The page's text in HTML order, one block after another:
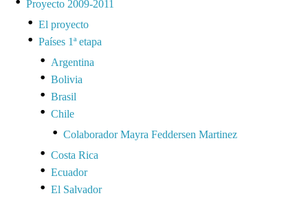
Proyecto 2009-2011
El proyecto
Países 1ª etapa
Argentina
Bolivia
Brasil
Chile
Colaborador Mayra Feddersen Martinez
Costa Rica
Ecuador
El Salvador